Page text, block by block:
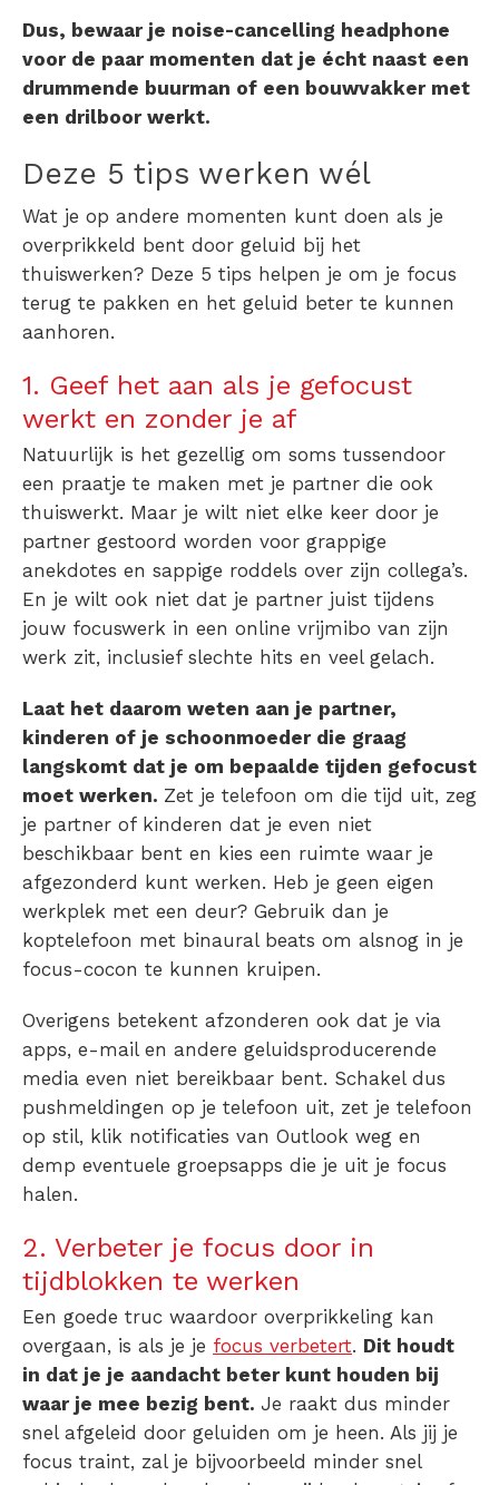
Dus, bewaar je noise-cancelling headphone
voor de paar momenten dat je écht naast een
drummende buurman of een bouwvakker met
een drilboor werkt.
Deze 5 tips werken wél
Wat je op andere momenten kunt doen als je
overprikkeld bent door geluid bij het
thuiswerken? Deze 5 tips helpen je om je focus
terug te pakken en het geluid beter te kunnen
aanhoren.
1. Geef het aan als je gefocust
werkt en zonder je af
Natuurlijk is het gezellig om soms tussendoor
een praatje te maken met je partner die ook
thuiswerkt. Maar je wilt niet elke keer door je
partner gestoord worden voor grappige
anekdotes en sappige roddels over zijn collega’s.
En je wilt ook niet dat je partner juist tijdens
jouw focuswerk in een online vrijmibo van zijn
werk zit, inclusief slechte hits en veel gelach.
Laat het daarom weten aan je partner,
kinderen of je schoonmoeder die graag
langskomt dat je om bepaalde tijden gefocust
moet werken. Zet je telefoon om die tijd uit, zeg
je partner of kinderen dat je even niet
beschikbaar bent en kies een ruimte waar je
afgezonderd kunt werken. Heb je geen eigen
werkplek met een deur? Gebruik dan je
koptelefoon met binaural beats om alsnog in je
focus-cocon te kunnen kruipen.
Overigens betekent afzonderen ook dat je via
apps, e-mail en andere geluidsproducerende
media even niet bereikbaar bent. Schakel dus
pushmeldingen op je telefoon uit, zet je telefoon
op stil, klik notificaties van Outlook weg en
demp eventuele groepsapps die je uit je focus
halen.
2. Verbeter je focus door in
tijdblokken te werken
Een goede truc waardoor overprikkeling kan
overgaan, is als je je focus verbetert. Dit houdt
in dat je je aandacht beter kunt houden bij
waar je mee bezig bent. Je raakt dus minder
snel afgeleid door geluiden om je heen. Als jij je
focus traint, zal je bijvoorbeeld minder snel